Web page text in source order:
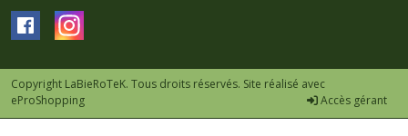
Copyright LaBieRoTeK. Tous droits réservés. Site réalisé avec
eProShopping
Accès gérant